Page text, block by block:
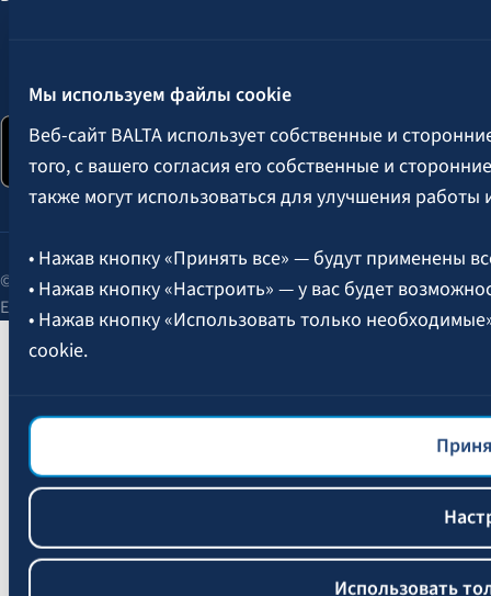
Мы используем файлы cookie
Веб-сайт BALTA использует собственные и
того, с вашего согласия его собственные и
также могут использоваться для улучшения работы
• Нажав кнопку «Принять все» — будут применены
• Нажав кнопку «Настроить» — у вас будет
• Нажав кнопку «Использовать только
cookie.
Более подробная информация об управлении
Использовать
© 2026 AAS BALTA | улица Сканстес 25, Рига, LV-1013, Латвия.
Единый рег. № 40003049409.